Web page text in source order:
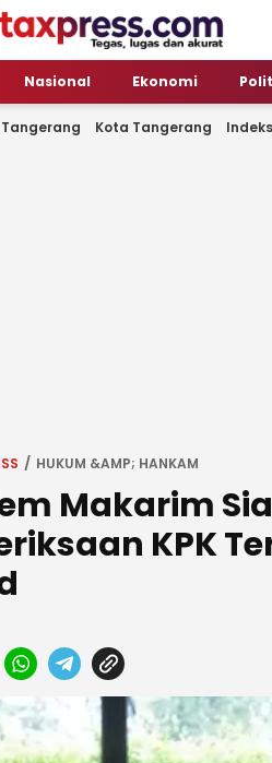
dan Akurat
Nasional Ekonomi
Kota Tangerang
HUKUM &AMP; HANKAM
Makarim
KPK